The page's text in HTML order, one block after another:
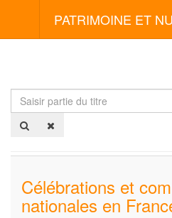
PATRIMOINE ET
Saisir
partie
du
Célébrations et
nationales en